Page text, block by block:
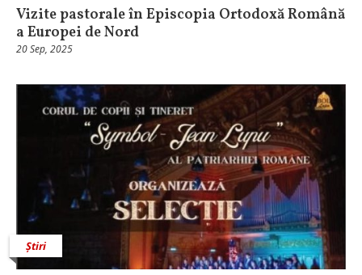
Vizite pastorale în Episcopia Ortodoxă Română
a Europei de Nord
20 Sep, 2025
Știri